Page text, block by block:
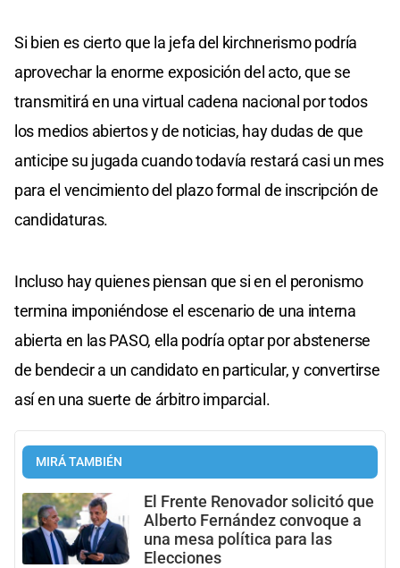
Si bien es cierto que la jefa del kirchnerismo podría
aprovechar la enorme exposición del acto, que se
transmitirá en una virtual cadena nacional por todos
los medios abiertos y de noticias, hay dudas de que
anticipe su jugada cuando todavía restará casi un mes
para el vencimiento del plazo formal de inscripción de
candidaturas.
Incluso hay quienes piensan que si en el peronismo
termina imponiéndose el escenario de una interna
abierta en las PASO, ella podría optar por abstenerse
de bendecir a un candidato en particular, y convertirse
así en una suerte de árbitro imparcial.
MIRÁ TAMBIÉN
El Frente Renovador solicitó que
Alberto Fernández convoque a
una mesa política para las
Elecciones